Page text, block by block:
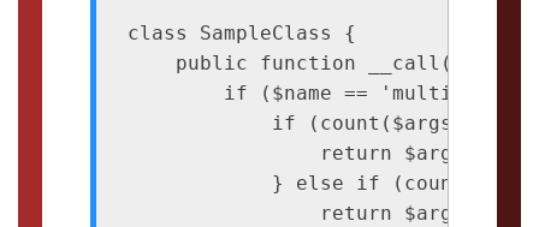
class SampleClass {
public function __call($name,
        if ($name == 'multiply') {
if (count($args) ==
return $args[0] *
} else if
return $args[0] *